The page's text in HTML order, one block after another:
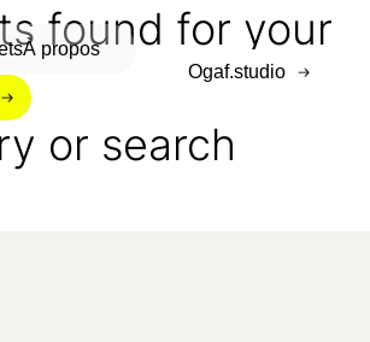
À propos
Ogaf.studio
found for your
or search